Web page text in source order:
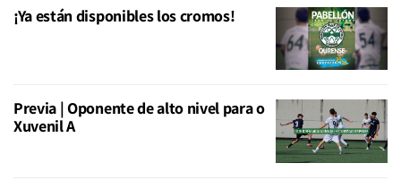
¡Ya están disponibles los cromos!
Previa | Oponente de alto nivel para o
Xuvenil A